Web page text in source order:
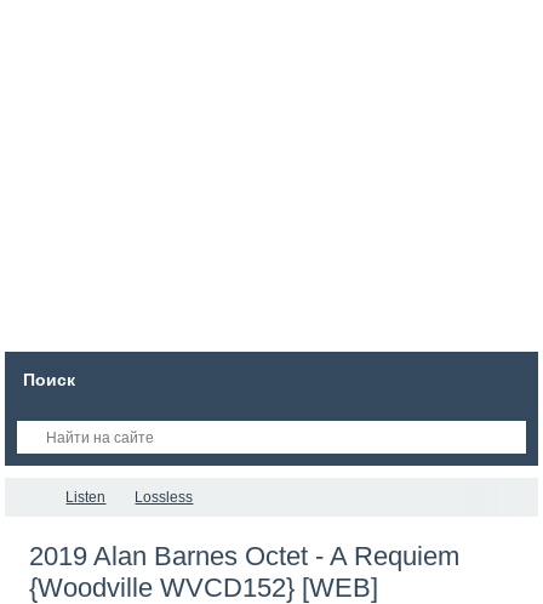
Поиск
Listen Lossless
2019 Alan Barnes Octet - A Requiem
{Woodville WVCD152} [WEB]